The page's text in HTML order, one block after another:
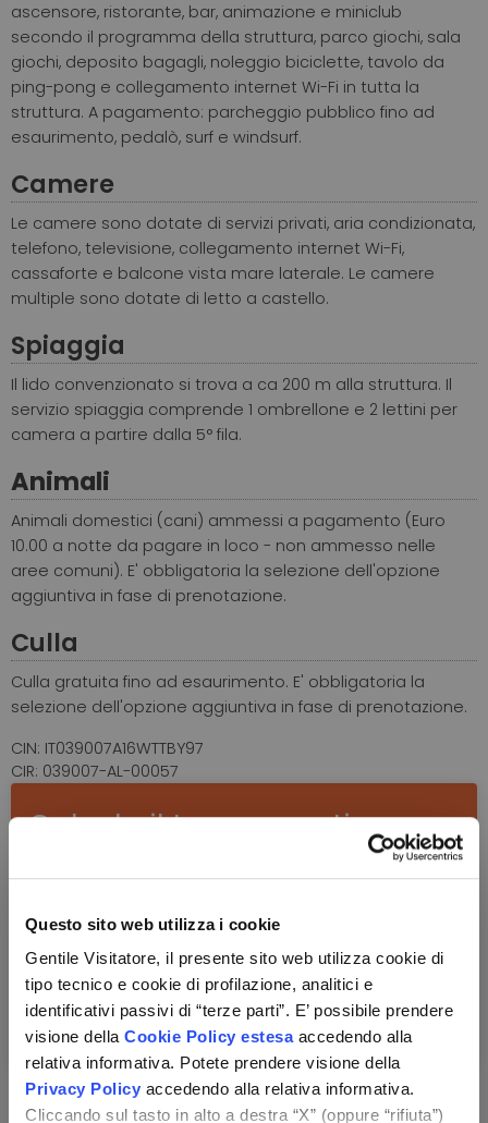
Questo sito web utilizza i cookie
Gentile Visitatore, il presente sito web utilizza cookie di
tipo tecnico e cookie di profilazione, analitici e
identificativi passivi di “terze parti”. E’ possibile prendere
visione della Cookie Policy estesaaccedendo alla
relativa informativa. Potete prendere visione della
Privacy Policy accedendo alla relativa informativa.
Cliccando sul tasto in alto a destra “X” (oppure “rifiuta”)
ascensore, ristorante, bar, animazione e miniclub
secondo il programma della struttura, parco giochi, sala
giochi, deposito bagagli, noleggio biciclette, tavolo da
ping-pong e collegamento internet Wi-Fi in tutta la
struttura. A pagamento: parcheggio pubblico fino ad
esaurimento, pedalò, surf e windsurf.
Camere
Le camere sono dotate di servizi privati, aria condizionata,
telefono, televisione, collegamento internet Wi-Fi,
cassaforte e balcone vista mare laterale. Le camere
multiple sono dotate di letto a castello.
Spiaggia
Il lido convenzionato si trova a ca 200 m alla struttura. Il
servizio spiaggia comprende 1 ombrellone e 2 lettini per
camera a partire dalla 5° fila.
Animali
Animali domestici (cani) ammessi a pagamento (Euro
10.00 a notte da pagare in loco - non ammesso nelle
aree comuni). E' obbligatoria la selezione dell'opzione
aggiuntiva in fase di prenotazione.
Culla
Culla gratuita fino ad esaurimento. E' obbligatoria la
selezione dell'opzione aggiuntiva in fase di prenotazione.
CIN: IT039007A16WTTBY97
CIR: 039007-AL-00057
Calcola il tuo preventivo
Numero totale dei viaggiatori
Totale viaggiatori, anche se gratuiti